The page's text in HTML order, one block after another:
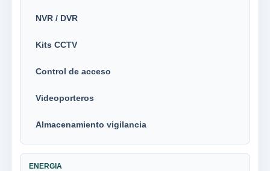
NVR / DVR
Kits CCTV
Control de acceso
Videoporteros
Almacenamiento vigilancia
ENERGIA